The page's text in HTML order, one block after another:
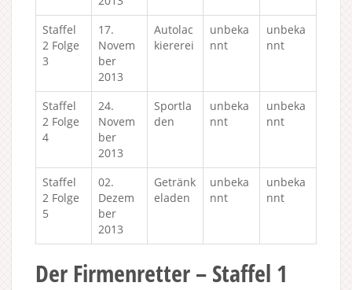
Staffel
2 Folge
3
17.
Novem
ber
2013
Autolac
kiererei
unbeka
nnt
unbeka
nnt
Staffel
2 Folge
4
24.
Novem
ber
2013
Sportla
den
unbeka
nnt
unbeka
nnt
Staffel
2 Folge
5
02.
Dezem
ber
2013
Getränk
eladen
unbeka
nnt
unbeka
nnt
Der Firmenretter – Staffel 1